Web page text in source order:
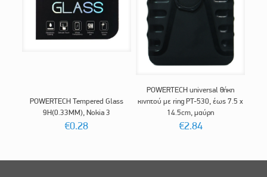
POWERTECH Tempered Glass
9H(0.33MM), Nokia 3
€0.28
POWERTECH universal θήκη
κινητού με ring PT-530, έως 7.5 x
14.5cm, μαύρη
€2.84